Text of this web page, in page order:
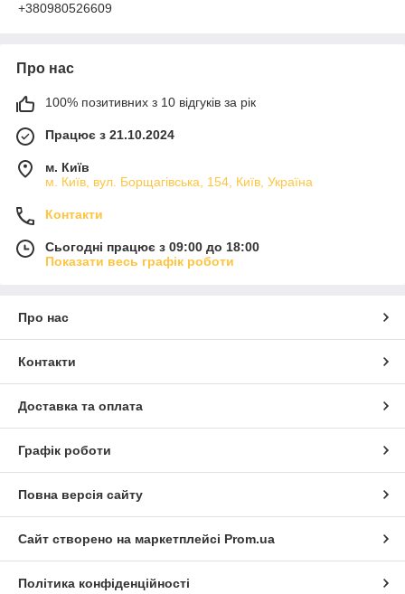
+380980526609
Про нас
100% позитивних з 10 відгуків за рік
Працює з 21.10.2024
м. Київ
м. Київ, вул. Борщагівська, 154, Київ, Україна
Контакти
Сьогодні працює з 09:00 до 18:00
Показати весь графік роботи
Про нас
Контакти
Доставка та оплата
Графік роботи
Повна версія сайту
Сайт створено на маркетплейсі Prom.ua
Політика конфіденційності